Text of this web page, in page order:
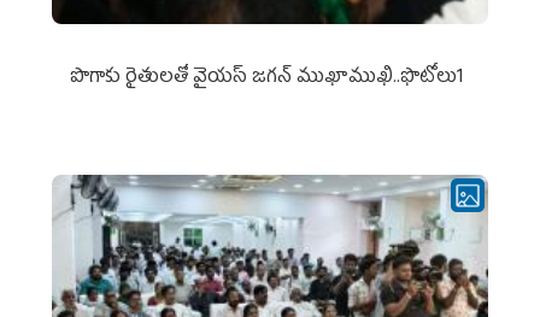
పొగాకు రైతుల‌తో వైయ‌స్ జ‌గ‌న్ ముఖాముఖి..ఫొటోలు1